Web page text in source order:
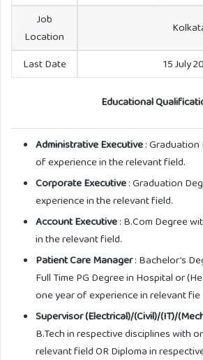
Job
Location
Last Date 15 July
Educational
Administrative Executive:
of experience in the relevant field.
Corporate Executive: Graduation
experience in the relevant field.
Account Executive: B.Com Degree
in the relevant field.
Patient Care Manager: Bachelor’s
Full Time PG Degree in Hospital or
one year of experience in relevant fie
Supervisor (Electrical)/(Civil)/(IT)/
B.Tech in respective disciplines with
relevant field OR Diploma in